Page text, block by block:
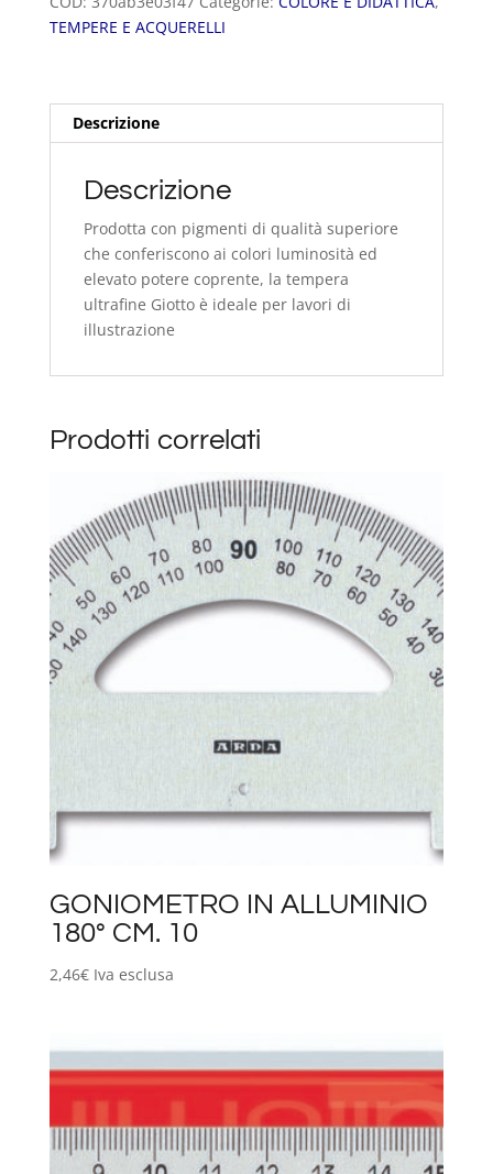
TEMPERE E ACQUERELLI
Descrizione
Descrizione
Prodotta con pigmenti di qualità superiore
che conferiscono ai colori luminosità ed
elevato potere coprente, la tempera
ultrafine Giotto è ideale per lavori di
illustrazione
Prodotti correlati
GONIOMETRO IN ALLUMINIO
180° CM. 10
2,46€ Iva esclusa